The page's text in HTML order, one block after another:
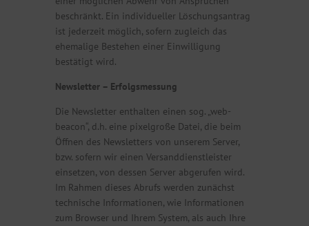
beschränkt. Ein individueller Löschungsantrag
ist jederzeit möglich, sofern zugleich das
ehemalige Bestehen einer Einwilligung
bestätigt wird.
Newsletter – Erfolgsmessung
Die Newsletter enthalten einen sog. „web-
beacon“, d.h. eine pixelgroße Datei, die beim
Öffnen des Newsletters von unserem Server,
bzw. sofern wir einen Versanddienstleister
einsetzen, von dessen Server abgerufen wird.
Im Rahmen dieses Abrufs werden zunächst
technische Informationen, wie Informationen
zum Browser und Ihrem System, als auch Ihre